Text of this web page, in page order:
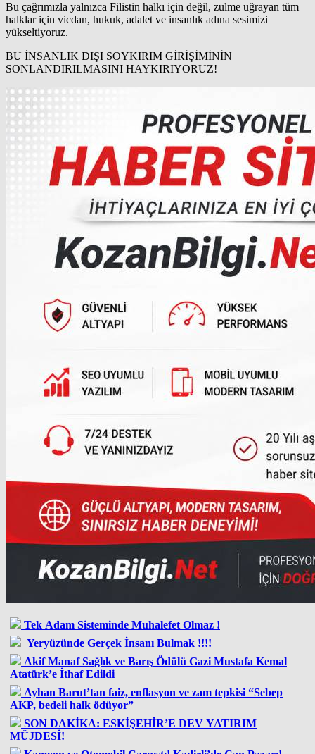
Bu çağrımızla yalnızca Filistin halkı için değil, zulme uğrayan tüm
halklar için vicdan, hukuk, adalet ve insanlık adına sesimizi
yükseltiyoruz.
BU İNSANLIK DIŞI SOYKIRIM GİRİŞİMİNİN
SONLANDIRILMASINI HAYKIRIYORUZ!
Tek Adam Sisteminde Muhalefet Olmaz !
Yeryüzünde Gerçek İnsanı Bulmak !!!!
Akif Manaf Sağlık ve Barış Ödülü Gazi Mustafa Kemal
Atatürk’e İthaf Edildi
Ayhan Barut’tan faiz, enflasyon ve zam tepkisi “Sebep
AKP, bedeli halk ödüyor”
SON DAKİKA: ESKİŞEHİR’E DEV YATIRIM
MÜJDESİ!